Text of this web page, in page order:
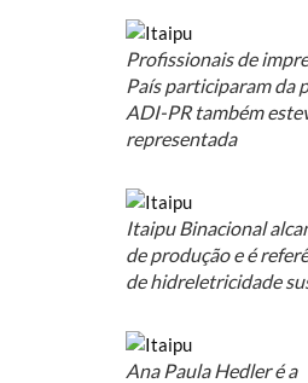
Profissionais de
País participaram da
ADI-PR também
representada
Itaipu Binacional
de produção e é
de hidreletricidade
Ana Paula Hedler é a